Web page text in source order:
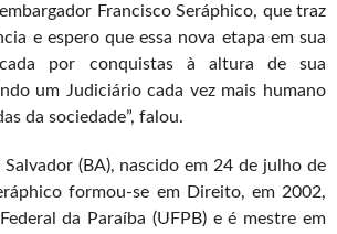
Francisco Seráphico, que traz
e espero que essa nova etapa em sua
por conquistas à altura de sua
um Judiciário cada vez mais humano
da sociedade”, falou.
(BA), nascido em 24 de julho de
formou-se em Direito, em 2002,
da Paraíba (UFPB) e é mestre em